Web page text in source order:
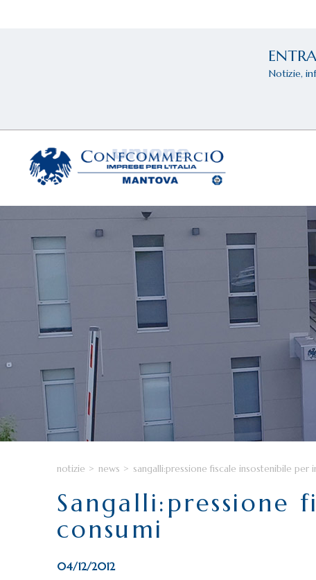
Notizie,
notizie > news > sangalli:pressione fiscale insostenibile per
Sangalli:pressione
consumi
04/12/2012